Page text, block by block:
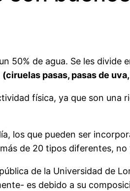
50% de agua. Se les divide
(ciruelas pasas, pasas de
física, ya que son una
los que pueden ser
de 20 tipos diferentes,
de la Universidad de
es debido a su